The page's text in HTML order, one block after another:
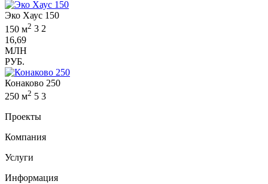
Эко Хаус 150
150 м2 3 2
16,69
МЛН
РУБ.
Конаково 250
250 м2 5 3
Проекты
Компания
Услуги
Информация